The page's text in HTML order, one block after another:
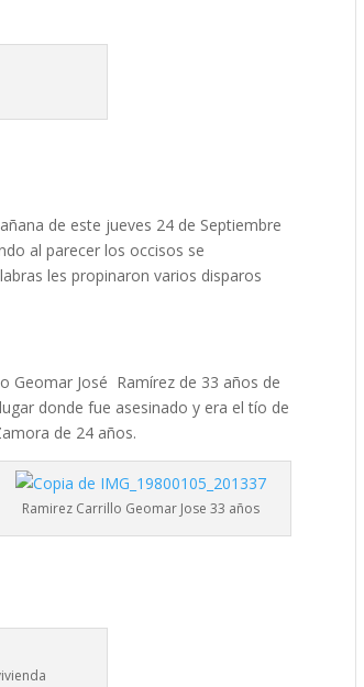
de este jueves 24 de Septiembre
al parecer los occisos se
les propinaron varios disparos
Geomar José Ramírez de 33 años de
donde fue asesinado y era el tío de
de 24 años.
Ramirez Carrillo Geomar Jose 33 años